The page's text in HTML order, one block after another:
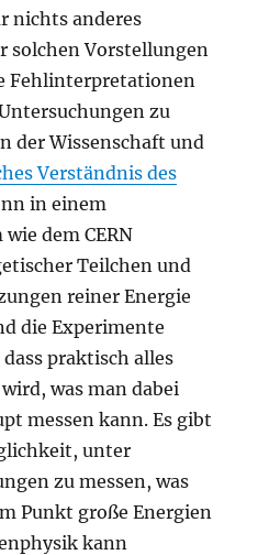
nichts anderes
solchen Vorstellungen
Fehlinterpretationen
zu
der Wissenschaft und
Verständnis des
in einem
dem CERN
Teilchen und
reiner Energie
die Experimente
praktisch alles
was man dabei
messen kann. Es gibt
unter
zu messen, was
Punkt große Energien
kann